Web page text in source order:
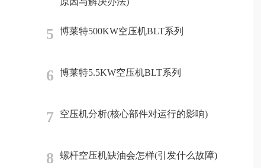
5 博莱特500KW空压机BLT系列
6 博莱特5.5KW空压机BLT系列
7 空压机分析(核心部件对运行的影响)
8 螺杆空压机缺油会怎样(引发什么故障)